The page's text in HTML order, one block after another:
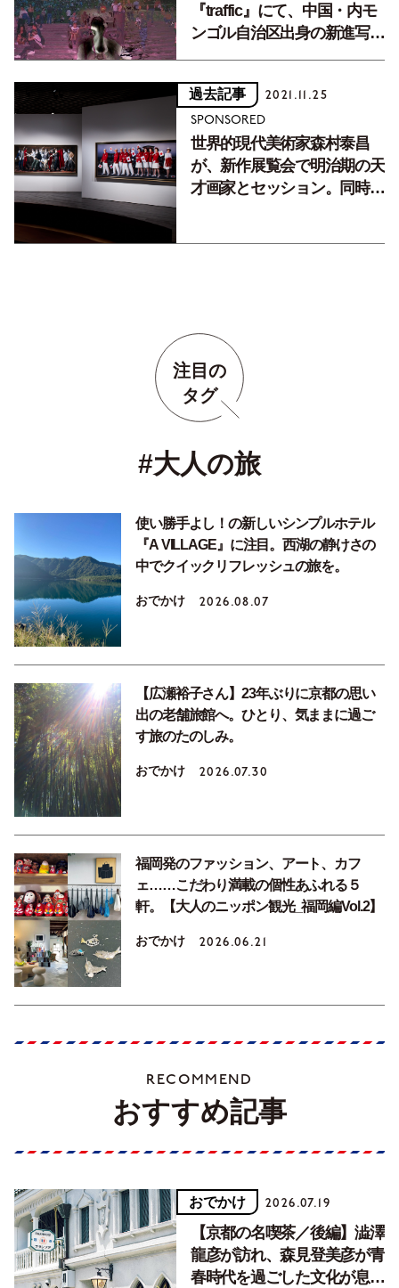
『traffic』にて、中国・内モ
ンゴル自治区出身の新進写真
過去記事 2021.11.25
SPONSORED
世界的現代美術家森村泰昌
が、新作展覧会で明治期の天
才画家とセッション。同時開
注目の
タグ
#大人の旅
使い勝手よし！の新しいシンプルホテル
『A VILLAGE』に注目。西湖の静けさの
中でクイックリフレッシュの旅を。
おでかけ 2026.08.07
【広瀬裕子さん】23年ぶりに京都の思い
出の老舗旅館へ。ひとり、気ままに過ご
す旅のたのしみ。
おでかけ 2026.07.30
福岡発のファッション、アート、カフ
ェ……こだわり満載の個性あふれる５
軒。【大人のニッポン観光_福岡編Vol.2】
おでかけ 2026.06.21
RECOMMEND
おすすめ記事
おでかけ 2026.07.19
【京都の名喫茶／後編】澁澤
龍彦が訪れ、森見登美彦が青
春時代を過ごした文化が息づ